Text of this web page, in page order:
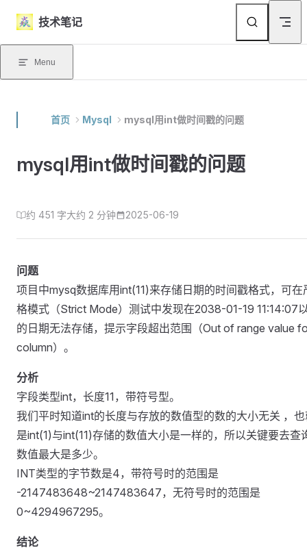
Skip to content
技术笔记
Menu
首页 Mysql mysql用int做时间戳的问题
mysql用int做时间戳的问题
约 451 字大约 2 分钟 2025-06-19
问题
项目中mysq数据库用int(11)来存储日期的时间戳格式，可在
格模式（Strict Mode）测试中发现在2038-01-19 11:14:07
的日期无法存储，提示字段超出范围（Out of range value
column）。
分析
字段类型int，长度11，带符号型。
我们平时知道int的长度与存放的数值型的数的大小无关 ，
是int(1)与int(11)存储的数值大小是一样的，所以关键要去查
数值最大是多少。
INT类型的字节数是4，带符号时的范围是
-2147483648~2147483647，无符号时的范围是
0~4294967295。
结论